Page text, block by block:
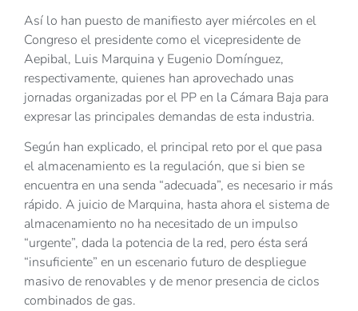
Así lo han puesto de manifiesto ayer miércoles en el
Congreso el presidente como el vicepresidente de
Aepibal, Luis Marquina y Eugenio Domínguez,
respectivamente, quienes han aprovechado unas
jornadas organizadas por el PP en la Cámara Baja para
expresar las principales demandas de esta industria.
Según han explicado, el principal reto por el que pasa
el almacenamiento es la regulación, que si bien se
encuentra en una senda “adecuada”, es necesario ir más
rápido. A juicio de Marquina, hasta ahora el sistema de
almacenamiento no ha necesitado de un impulso
“urgente”, dada la potencia de la red, pero ésta será
“insuficiente” en un escenario futuro de despliegue
masivo de renovables y de menor presencia de ciclos
combinados de gas.